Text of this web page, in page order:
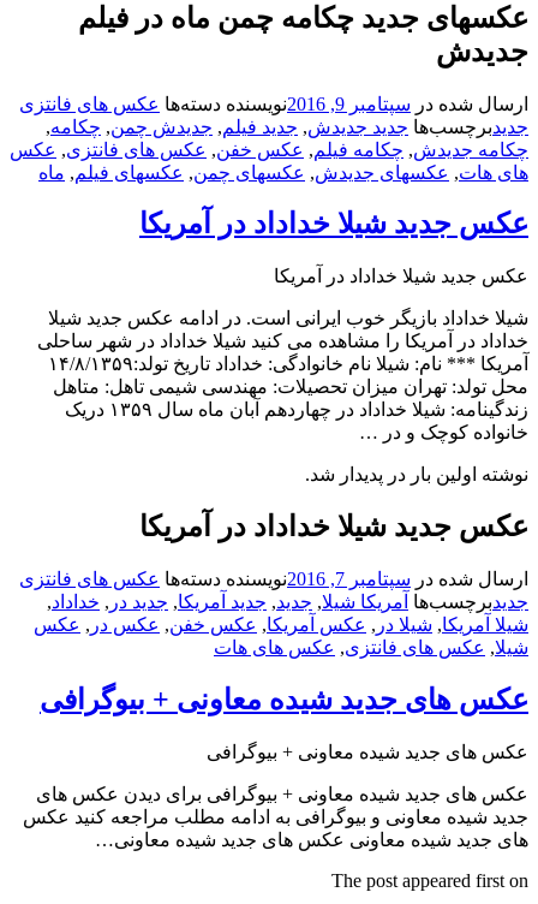
جدید چکامه چمن ماه در فیلم
شده درسپتامبر 9, 2016 نویسندهدسته‌هاعکس های فانتزی
برچسب‌هاجدید جدیدش,جدید فیلم ,جدیدش چمن ,چکامه,
جدیدش,چکامه فیلم ,عکس خفن ,عکس های فانتزی,عکس
هات ,عکسهای جدیدش,عکسهای چمن ,عکسهای فیلم ,ماه
جدید شیلا خداداد در آمریکا
جدید شیلا خداداد در آمریکا
خداداد بازیگر خوب ایرانی است. در ادامه عکس جدید شیلا
در آمریکا را مشاهده می کنید شیلا خداداد در شهر ساحلی
آمریکا *** نام: شیلا نام خانوادگی: خداداد تاریخ تولد:۱۴/۸/۱۳۵۹
تولد: تهران میزان تحصیلات: مهندسی شیمی تاهل: متاهل
زندگینامه: شیلا خداداد در چهاردهم آبان ماه سال ۱۳۵۹ دریک
کوچک و در …
اولین بار در پدیدار شد.
جدید شیلا خداداد در آمریکا
شده درسپتامبر 7, 2016 نویسندهدسته‌هاعکس های فانتزی
برچسب‌هاآمریکا شیلا ,جدید ,جدید آمریکا, جدید در,خداداد,
آمریکا, شیلا در,عکس آمریکا, عکس خفن ,عکس در,عکس
,عکس های فانتزی,عکس های هات
های جدید شیده معاونی + بیوگرافی
های جدید شیده معاونی + بیوگرافی
های جدید شیده معاونی + بیوگرافی برای دیدن عکس های
شیده معاونی و بیوگرافی به ادامه مطلب مراجعه کنید عکس
جدید شیده معاونی عکس های جدید شیده معاونی…
The post appeared